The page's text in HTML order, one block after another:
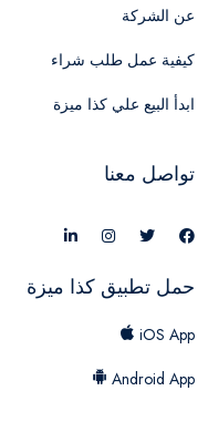
عن الشركة
كيفية عمل طلب شراء
ابدأ البيع علي كذا ميزة
تواصل معنا
حمل تطبيق كذا ميزة
iOS App
Android App